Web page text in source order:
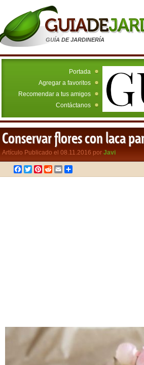
GUÍA DE JARDINERÍA
Portada
Agregar a favoritos
Recomendar a tus amigos
Contáctanos
Conservar flores con laca
Artículo Publicado el 08.11.2016 por Javi
Facebook
TwitterPinterest
RedditEmail